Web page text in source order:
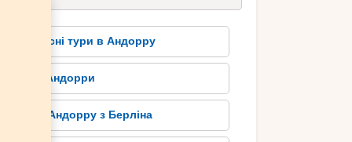
Автобусні тури в Андорру
Готелі Андорри
Тури в Андорру з Берліна